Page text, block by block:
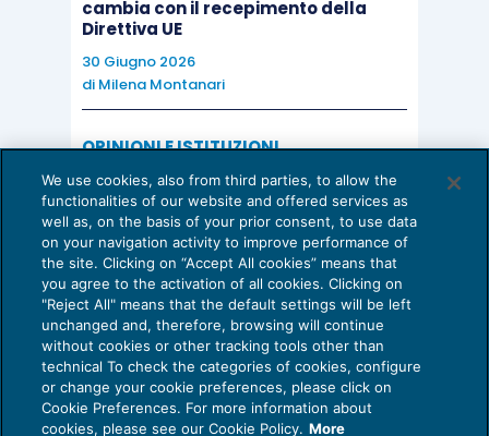
cambia con il recepimento della
Direttiva UE
30 Giugno 2026
di Milena Montanari
OPINIONI E ISTITUZIONI
Valorizzare il potenziale dello Studio:
una riflessione sul futuro della
consulenza del lavoro
15 Giugno 2026
di Milena Montanari
Privacy Policy
We use cookies, also from third parties, to allow the
functionalities of our website and offered services as
well as, on the basis of your prior consent, to use data
on your navigation activity to improve performance of
the site. Clicking on “Accept All cookies” means that
you agree to the activation of all cookies. Clicking on
"Reject All" means that the default settings will be left
unchanged and, therefore, browsing will continue
without cookies or other tracking tools other than
technical To check the categories of cookies, configure
or change your cookie preferences, please click on
Cookie Preferences. For more information about
cookies, please see our Cookie Policy. More